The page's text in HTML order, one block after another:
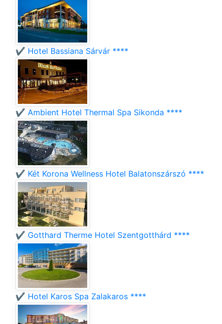
✔️ Hotel Bassiana Sárvár ****
✔️ Ambient Hotel Thermal Spa Sikonda ****
✔️ Két Korona Wellness Hotel Balatonszárszó ****
✔️ Gotthard Therme Hotel Szentgotthárd ****
✔️ Hotel Karos Spa Zalakaros ****